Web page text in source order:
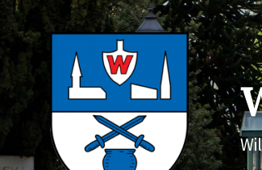
Skip
content
Skip
main
navigation
Skip
footer